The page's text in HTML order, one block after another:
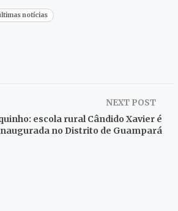
notícias
NEXT POST
escola rural Cândido Xavier é
no Distrito de Guampará